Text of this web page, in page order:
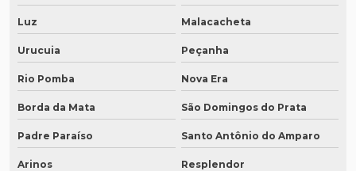
Luz Malacacheta
Urucuia Peçanha
Rio Pomba Nova Era
Borda da Mata São Domingos do Prata
Padre Paraíso Santo Antônio do Amparo
Arinos Resplendor